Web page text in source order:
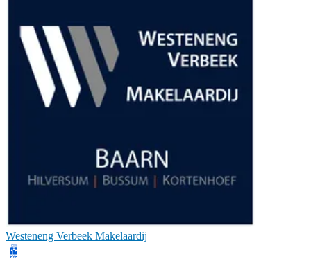
Westeneng Verbeek Makelaardij